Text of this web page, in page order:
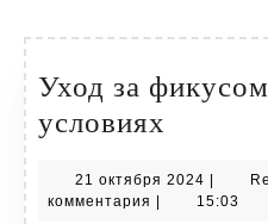
Уход за
условиях
21 октября 2024 21
октября
|
комментария | 15:03